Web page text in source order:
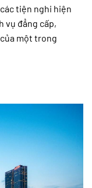
tiện nghi hiện
vụ đẳng cấp,
một trong